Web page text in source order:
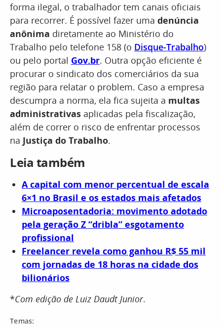
forma ilegal, o trabalhador tem canais oficiais
para recorrer. É possível fazer uma denúncia
anônima diretamente ao Ministério do
Trabalho pelo telefone 158 (o Disque-Trabalho)
ou pelo portal Gov.br. Outra opção eficiente é
procurar o sindicato dos comerciários da sua
região para relatar o problem. Caso a empresa
descumpra a norma, ela fica sujeita a multas
administrativas aplicadas pela fiscalização,
além de correr o risco de enfrentar processos
na Justiça do Trabalho.
Leia também
A capital com menor percentual de escala
6×1 no Brasil e os estados mais afetados
Microaposentadoria: movimento adotado
pela geração Z “dribla” esgotamento
profissional
Freelancer revela como ganhou R$ 55 mil
com jornadas de 18 horas na cidade dos
bilionários
*Com edição de Luiz Daudt Junior.
Temas: